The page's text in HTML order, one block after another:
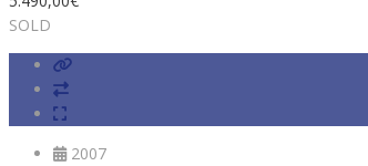
SOLD
2007